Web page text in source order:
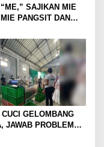
SAJIKAN MIE
PANGSIT DAN
CUCI GELOMBANG
JAWAB PROBLEM